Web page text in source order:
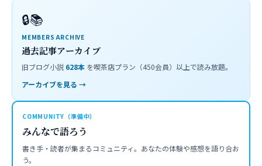
🔒📚
MEMBERS ARCHIVE
過去記事アーカイブ
旧ブログ小説 628本 を喫茶店プラン（450会員）以上で読み放題。
アーカイブを見る →
COMMUNITY（準備中）
みんなで語ろう
書き手・読者が集まるコミュニティ。あなたの体験や感想を語り合お
う。